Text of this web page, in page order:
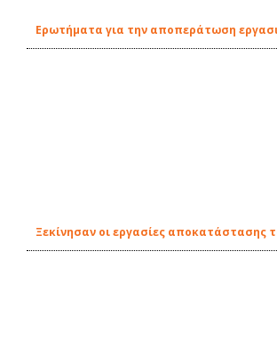
Ερωτήματα για την αποπεράτωση
Ξεκίνησαν οι εργασίες αποκατάστασης